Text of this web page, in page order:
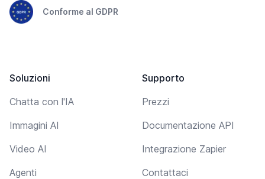
Conforme al GDPR
Soluzioni
Chatta con l'IA
Immagini AI
Video AI
Agenti
Supporto
Prezzi
Documentazione API
Integrazione Zapier
Contattaci